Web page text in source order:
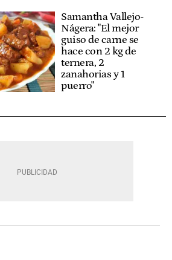
Samantha Vallejo-
Nágera: "El mejor
guiso de carne se
hace con 2 kg de
ternera, 2
zanahorias y 1
puerro"